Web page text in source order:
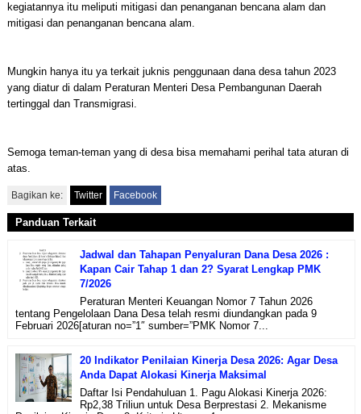
kegiatannya itu meliputi mitigasi dan penanganan bencana alam dan
mitigasi dan penanganan bencana alam.
Mungkin hanya itu ya terkait juknis penggunaan dana desa tahun 2023
yang diatur di dalam Peraturan Menteri Desa Pembangunan Daerah
tertinggal dan Transmigrasi.
Semoga teman-teman yang di desa bisa memahami perihal tata aturan di
atas.
Bagikan ke: Twitter Facebook
Panduan Terkait
Jadwal dan Tahapan Penyaluran Dana Desa 2026 :
Kapan Cair Tahap 1 dan 2? Syarat Lengkap PMK
7/2026
Peraturan Menteri Keuangan Nomor 7 Tahun 2026
tentang Pengelolaan Dana Desa telah resmi diundangkan pada 9
Februari 2026[aturan no=”1″ sumber=”PMK Nomor 7...
20 Indikator Penilaian Kinerja Desa 2026: Agar Desa
Anda Dapat Alokasi Kinerja Maksimal
Daftar Isi Pendahuluan 1. Pagu Alokasi Kinerja 2026:
Rp2,38 Triliun untuk Desa Berprestasi 2. Mekanisme